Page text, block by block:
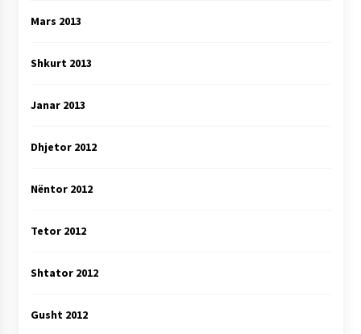
Mars 2013
Shkurt 2013
Janar 2013
Dhjetor 2012
Nëntor 2012
Tetor 2012
Shtator 2012
Gusht 2012